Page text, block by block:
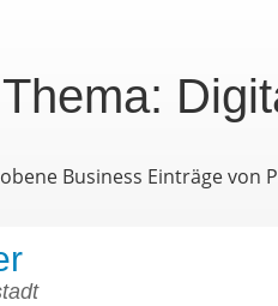
Business Einträge